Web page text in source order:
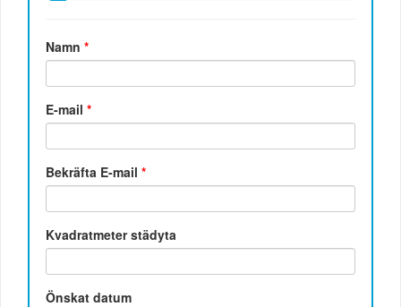
Namn*
E-mail*
Bekräfta E-mail*
Kvadratmeter städyta
Önskat datum